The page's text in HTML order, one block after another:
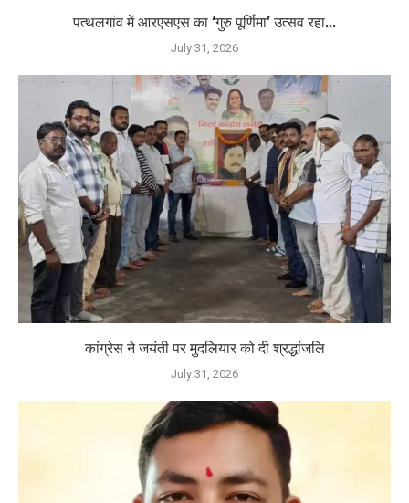
पत्थलगांव में आरएसएस का ‘गुरु पूर्णिमा’ उत्सव रहा...
July 31, 2026
कांग्रेस ने जयंती पर मुदलियार को दी श्रद्धांजलि
July 31, 2026